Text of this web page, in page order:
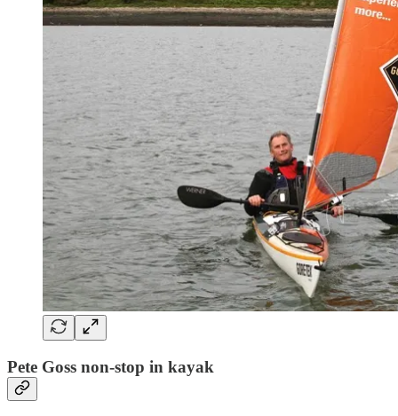
Pete Goss non-stop in kayak